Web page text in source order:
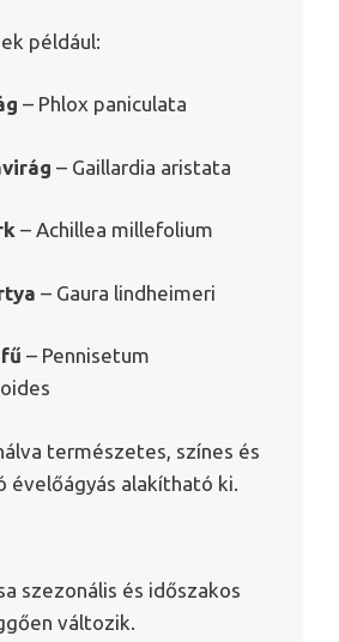
például:
– Phlox paniculata
– Gaillardia aristata
– Achillea millefolium
– Gaura lindheimeri
– Pennisetum
természetes, színes és
évelőágyás alakítható ki.
szezonális és időszakos
változik.